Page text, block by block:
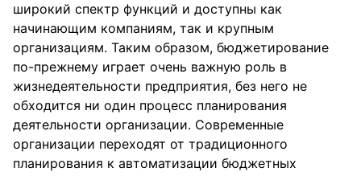
широкий спектр функций и доступны как
начинающим компаниям, так и крупным
организациям. Таким образом, бюджетирование
по-прежнему играет очень важную роль в
жизнедеятельности предприятия, без него не
обходится ни один процесс планирования
деятельности организации. Современные
организации переходят от традиционного
планирования к автоматизации бюджетных